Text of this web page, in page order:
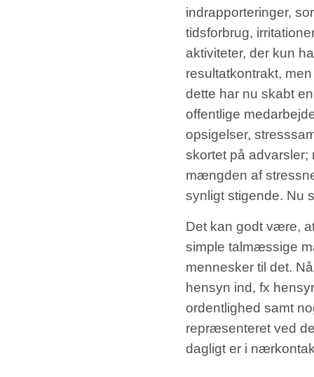
indrapporteringer,
tidsforbrug,
aktiviteter, der kun
resultatkontrakt,
dette har nu skabt
offentlige
opsigelser,
skortet på advarsler;
mængden af
synligt stigende. Nu
Det kan godt være,
simple talmæssige
mennesker til det.
hensyn ind, fx
ordentlighed samt
repræsenteret ved
dagligt er i